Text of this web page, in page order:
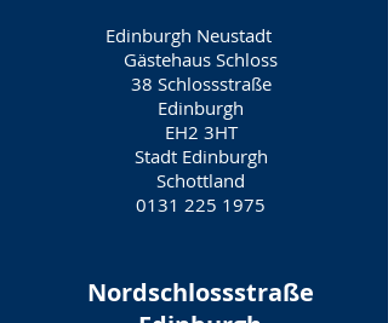
Edinburgh Neustadt
Gästehaus Schloss
38 Schlossstraße
Edinburgh
EH2 3HT
Stadt Edinburgh
Schottland
0131 225 1975
Nordschlossstraße